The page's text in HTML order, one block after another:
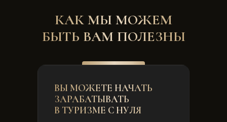
КАК МЫ МОЖЕМ
БЫТЬ ВАМ ПОЛЕЗНЫ
ВЫ МОЖЕТЕ НАЧАТЬ
ЗАРАБАТЫВАТЬ
В ТУРИЗМЕ С НУЛЯ